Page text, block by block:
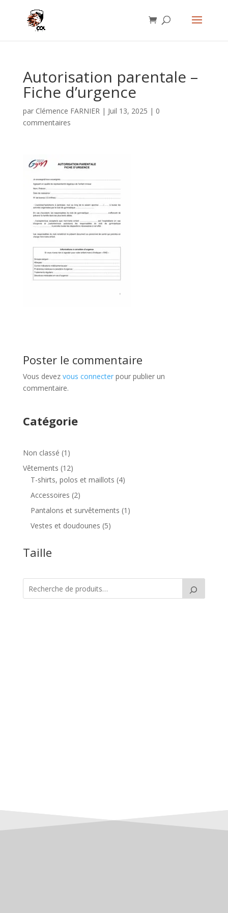
Autorisation parentale –
Fiche d’urgence
par Clémence FARNIER| Juil 13, 2025 | 0
commentaires
Poster le commentaire
Vous devez vous connecterpour publier un
commentaire.
Catégorie
Non classé 1 1
produit
Vêtements 1212
produits
T-shirts, polos et maillots 44
Accessoires 22
produits
Pantalons et survêtements 1 1
Vestes et doudounes 55
Taille